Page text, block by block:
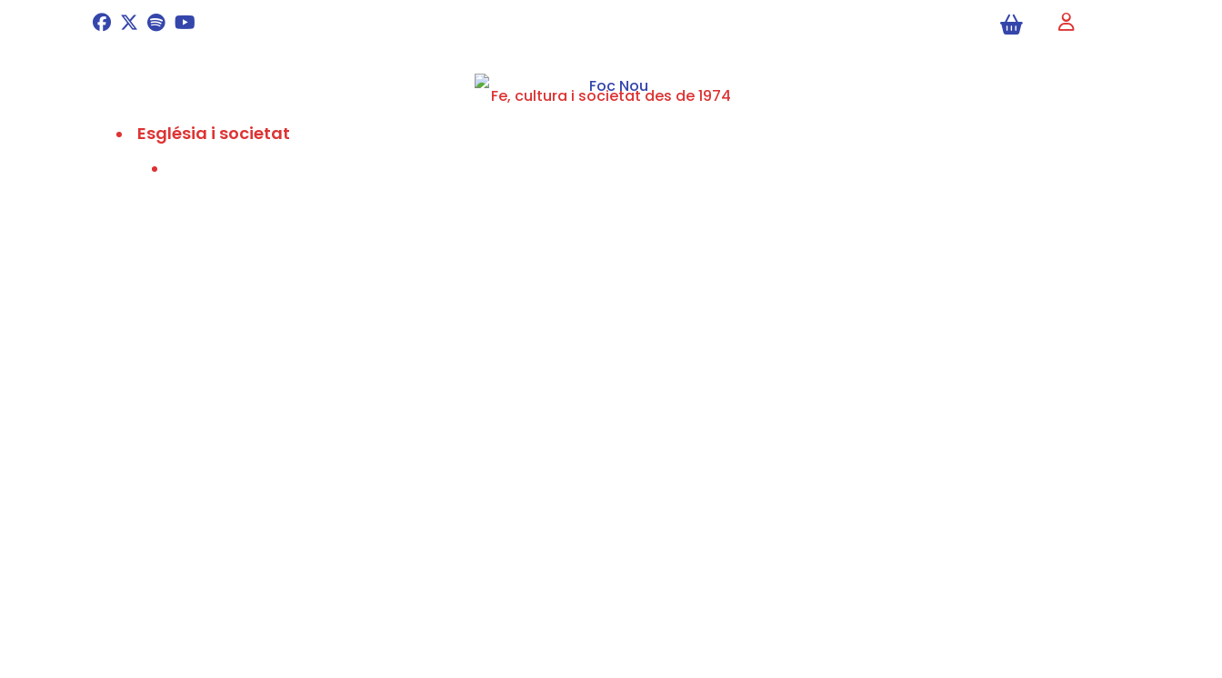
Fe, cultura i societat des de 1974
Església i societat